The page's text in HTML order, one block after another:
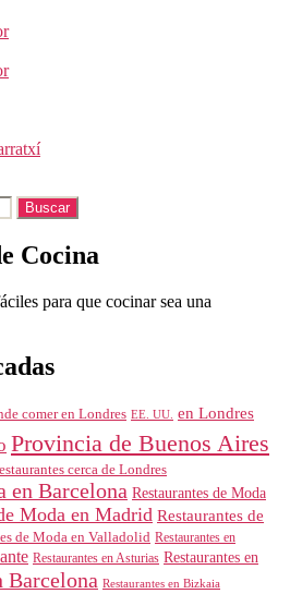
Cocina
para que cocinar sea una
comer en Londres EE. UU. en Londres
Provincia de Buenos Aires
cerca de Londres
en Barcelona Restaurantes de Moda
Moda en Madrid Restaurantes de
de Moda en Valladolid Restaurantes en
Restaurantes en Asturias Restaurantes en
Barcelona Restaurantes en Bizkaia